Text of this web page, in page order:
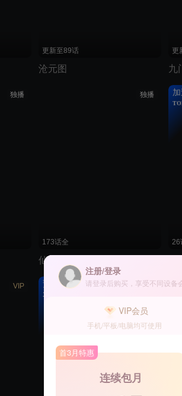
更新至89话
沧元图
更
九
独播 独播
173话全
仙武传
26
VIP 独播
预约破
320万
注册/登录
请登录后购买，享受不同设备
VIP会员
手机/平板/电脑均可使用
首3月特惠
连续包月